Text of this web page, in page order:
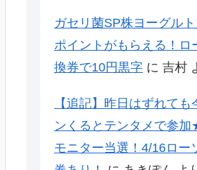
ガセリ菌SP株ヨーグル
ポイントがもらえる！ロ
換券で10円黒字 に 吉村
【追記】昨日はずれて
ンくるとテンタメで参
モニター当選！4/16ロー